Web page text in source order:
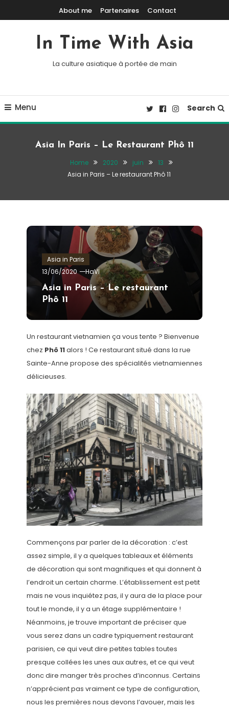
Skip To ContentAbout me Partenaires Contact
In Time With Asia
La culture asiatique à portée de main
Menu Search
Asia In Paris – Le Restaurant Phô 11
Home 2020 juin
13
Asia in Paris – Le restaurant Phô 11
Asia in Paris
13/06/2020
HaVi
Asia in Paris – Le restaurant
Phô 11
Un restaurant vietnamien ça vous tente ? Bienvenue
chez Phô 11alors ! Ce restaurant situé dans la rue
Sainte-Anne propose des spécialités vietnamiennes
délicieuses.
Commençons par parler de la décoration : c’est
assez simple, il y a quelques tableaux et éléments
de décoration qui sont magnifiques et qui donnent à
l’endroit un certain charme. L’établissement est petit
mais ne vous inquiétez pas, il y aura de la place pour
tout le monde, il y a un étage supplémentaire !
Néanmoins, je trouve important de préciser que
vous serez dans un cadre typiquement restaurant
parisien, ce qui veut dire petites tables toutes
presque collées les unes aux autres, et ce qui veut
donc dire manger très proches d’inconnus. Certains
n’apprécient pas vraiment ce type de configuration,
nous les premières nous devons l’avouer, mais les